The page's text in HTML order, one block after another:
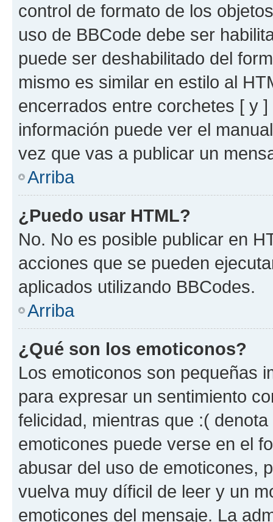
control de formato de los
uso de BBCode debe ser
puede ser deshabilitado del
mismo es similar en estilo al
encerrados entre corchetes [ y
información puede ver el
vez que vas a publicar un
Arriba
¿Puedo usar HTML?
No. No es posible publicar en
acciones que se pueden
aplicados utilizando BBCodes.
Arriba
¿Qué son los emoticonos?
Los emoticonos son pequeñas
para expresar un sentimiento
felicidad, mientras que :(
emoticones puede verse en el
abusar del uso de emoticones,
vuelva muy díficil de leer y un
emoticones del mensaje. La